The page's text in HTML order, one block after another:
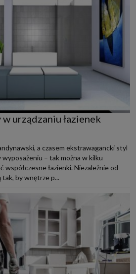
urządzaniu łazienek
a czasem ekstrawagancki styl
– tak można w kilku
współczesne łazienki. Niezależnie od
by wnętrze p...